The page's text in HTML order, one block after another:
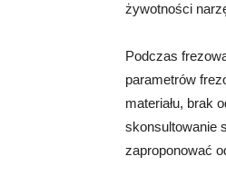
żywotności
Podczas
parametrów
materiału, brak
skonsultowanie
zaproponować